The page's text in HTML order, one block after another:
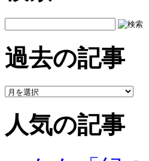
過去の記事
人気の記事